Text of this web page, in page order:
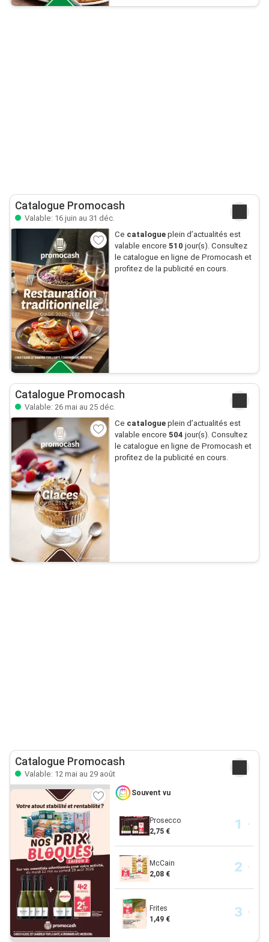
Catalogue Promocash
Valable: 16 juin au 31 déc.
Ce catalogueplein d’actualités est
valable encore 510 jour(s). Consultez
le catalogue en ligne de Promocash et
profitez de la publicité en cours.
Catalogue Promocash
Valable: 26 mai au 25 déc.
Ce catalogueplein d’actualités est
valable encore 504 jour(s). Consultez
le catalogue en ligne de Promocash et
profitez de la publicité en cours.
Catalogue Promocash
Valable: 12 mai au 29 août
Souvent vu
Prosecco
2,75 €
McCain
2,08 €
Frites
1,49 €